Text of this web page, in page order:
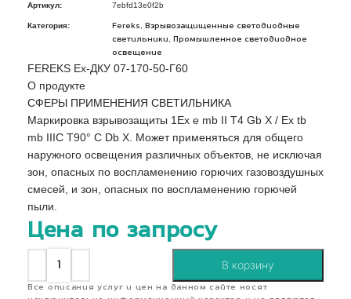
Артикул: 7ebfd13e0f2b
Категория: Fereks
Взрывозащищенные светодиодные
светильники
Промышленное светодиодное
освещение
FEREKS Ex-ДКУ 07-170-50-Г60
О продукте
СФЕРЫ ПРИМЕНЕНИЯ СВЕТИЛЬНИКА
Маркировка взрывозащиты 1Ex e mb II T4 Gb X / Ex tb
mb IIIC T90° C Db X. Может применяться для общего
наружного освещения различных объектов, не исключая
зон, опасных по воспламенению горючих газовоздушных
смесей, и зон, опасных по воспламенению горючей
пыли.
Цена по запросу
В корзину
Все описания услуг и цен на данном сайте носят